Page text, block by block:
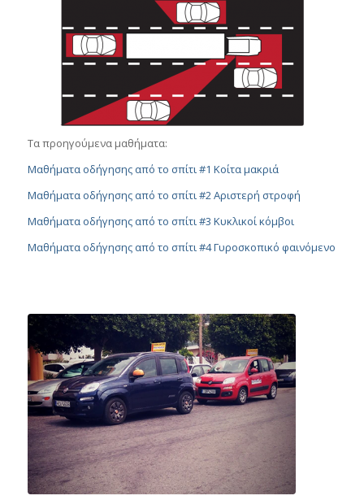
Τα προηγούμενα μαθήματα:
Μαθήματα οδήγησης από το σπίτι #1 Κοίτα μακριά
Μαθήματα οδήγησης από το σπίτι #2 Αριστερή στροφή
Μαθήματα οδήγησης από το σπίτι #3 Κυκλικοί κόμβοι
Μαθήματα οδήγησης από το σπίτι #4 Γυροσκοπικό φαινόμενο